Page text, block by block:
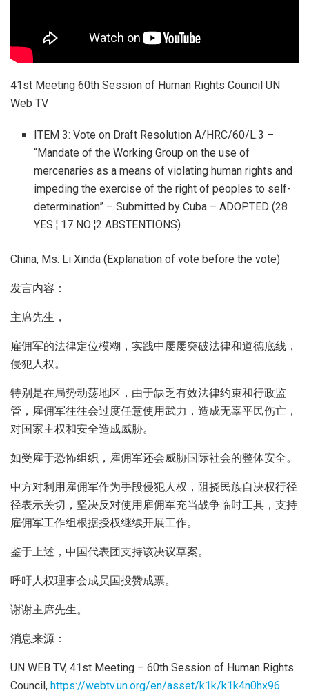
41st Meeting 60th Session of Human Rights Council UN
Web TV
ITEM 3: Vote on Draft Resolution A/HRC/60/L.3 –
“Mandate of the Working Group on the use of
mercenaries as a means of violating human rights and
impeding the exercise of the right of peoples to self-
determination” – Submitted by Cuba – ADOPTED (28
YES ¦ 17 NO ¦2 ABSTENTIONS)
China, Ms. Li Xinda (Explanation of vote before the vote)
发言内容：
主席先生，
雇佣军的法律定位模糊，实践中屡屡突破法律和道德底线，
侵犯人权。
特别是在局势动荡地区，由于缺乏有效法律约束和行政监
管，雇佣军往往会过度任意使用武力，造成无辜平民伤亡，
对国家主权和安全造成威胁。
如受雇于恐怖组织，雇佣军还会威胁国际社会的整体安全。
中方对利用雇佣军作为手段侵犯人权，阻挠民族自决权行径
径表示关切，坚决反对使用雇佣军充当战争临时工具，支持
雇佣军工作组根据授权继续开展工作。
鉴于上述，中国代表团支持该决议草案。
呼吁人权理事会成员国投赞成票。
谢谢主席先生。
消息来源：
UN WEB TV, 41st Meeting – 60th Session of Human Rights
Council, https://webtv.un.org/en/asset/k1k/k1k4n0hx96.